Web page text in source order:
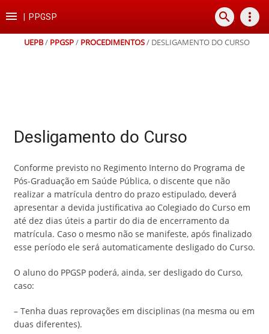
para
conteúdo
para
para
para
rodapé
 PPGSP search more_vert
UEPB/ PPGSP/ PROCEDIMENTOS/ DESLIGAMENTO DO CURSO
Desligamento do Curso
Conforme previsto no Regimento Interno do Programa de
Pós-Graduação em Saúde Pública, o discente que não
realizar a matrícula dentro do prazo estipulado, deverá
apresentar a devida justificativa ao Colegiado do Curso em
até dez dias úteis a partir do dia de encerramento da
matrícula. Caso o mesmo não se manifeste, após finalizado
esse período ele será automaticamente desligado do Curso.
O aluno do PPGSP poderá, ainda, ser desligado do Curso,
caso:
– Tenha duas reprovações em disciplinas (na mesma ou em
duas diferentes).